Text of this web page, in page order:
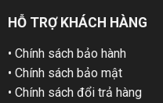
HỖ TRỢ KHÁCH HÀNG
• Chính sách bảo hành
• Chính sách bảo mật
• Chính sách đổi trả hàng